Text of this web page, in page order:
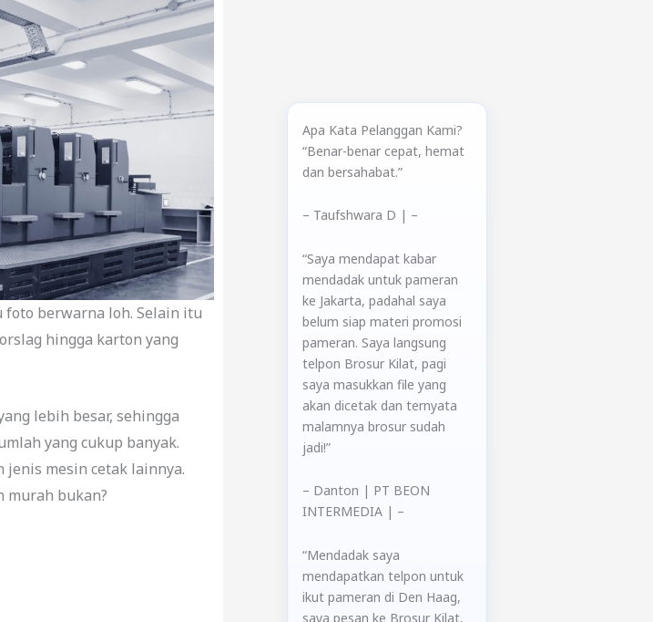
foto berwarna loh. Selain itu
hingga karton yang
lebih besar, sehingga
yang cukup banyak.
mesin cetak lainnya.
murah bukan?
Apa Kata Pelanggan Kami?
“Benar-benar cepat, hemat
dan bersahabat.”
– Taufshwara D | –
“Saya mendapat kabar
mendadak untuk pameran
ke Jakarta, padahal saya
belum siap materi promosi
pameran. Saya langsung
telpon Brosur Kilat, pagi
saya masukkan file yang
akan dicetak dan ternyata
malamnya brosur sudah
jadi!”
– Danton | PT BEON
INTERMEDIA | –
“Mendadak saya
mendapatkan telpon untuk
ikut pameran di Den Haag,
saya pesan ke Brosur Kilat,